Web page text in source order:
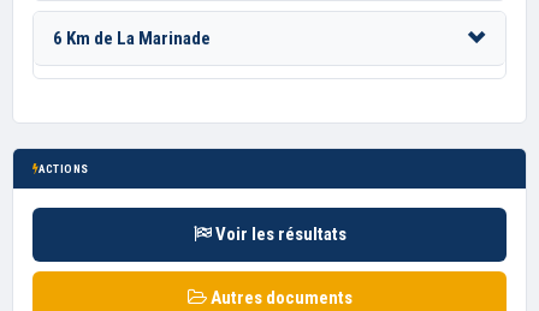
6 Km de La Marinade
ACTIONS
Voir les résultats
Autres documents